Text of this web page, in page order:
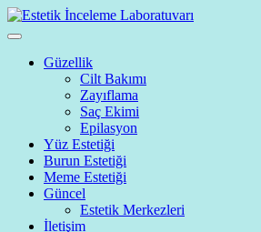
Güzellik
Cilt Bakımı
Zayıflama
Saç Ekimi
Epilasyon
Yüz Estetiği
Burun Estetiği
Meme Estetiği
Güncel
Estetik Merkezleri
İletişim